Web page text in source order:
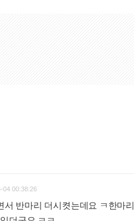
04 00:38:26
서 반마리 더시켯는데요 ㅋ한마